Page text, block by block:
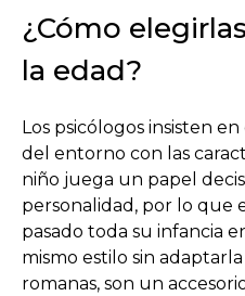
¿Cómo
la edad?
Los psicólogos insisten
del entorno con las
niño juega un papel
personalidad, por lo que
pasado toda su infancia
mismo estilo sin
romanas, son un